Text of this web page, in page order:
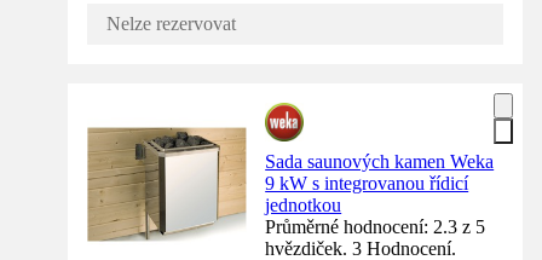
Nelze rezervovat
Sada saunových kamen Weka
9 kW s integrovanou řídicí
jednotkou
Průměrné hodnocení: 2.3 z 5
hvězdiček. 3 Hodnocení.